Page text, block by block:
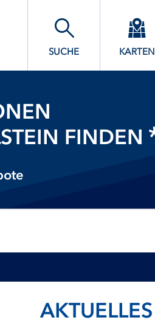
SUCHE KARTEN
FINDEN
AKTUELLES